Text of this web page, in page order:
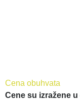
Cena obuhvata
Cene su izražene